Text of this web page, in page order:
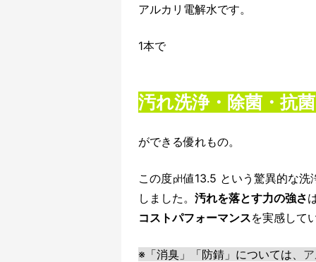
アルカリ電解水です。
1本で
汚れ洗浄・除菌・抗
ができる優れもの。
この度㏗値13.5 という驚異的な
しました。 汚れを落とす力の強さ
コストパフォーマンスを実感して
※「消臭」「防錆」については、